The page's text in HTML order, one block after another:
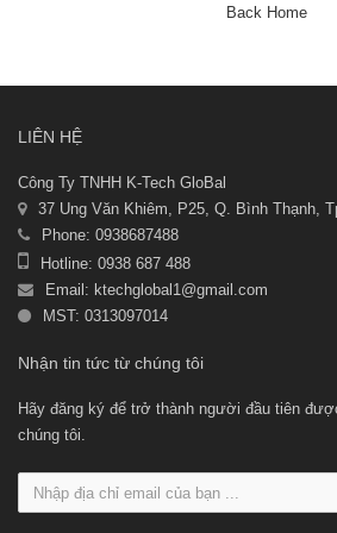
Back Home
LIÊN HỆ
Công Ty TNHH K-Tech GloBal
37 Ung Văn Khiêm, P25, Q. Bình Thạnh,
Phone: 0938687488
Hotline: 0938 687 488
Email: ktechglobal1@gmail.com
MST: 0313097014
Nhận tin tức từ chúng tôi
Hãy đăng ký để trở thành người đầu tiên
chúng tôi.